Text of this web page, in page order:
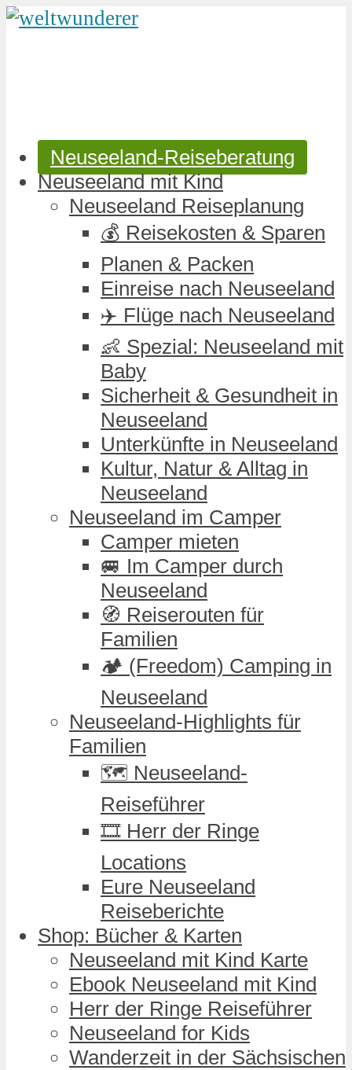
Neuseeland-Reiseberatung
Neuseeland mit Kind
Neuseeland Reiseplanung
💰 Reisekosten & Sparen
Planen & Packen
Einreise nach Neuseeland
✈️ Flüge nach Neuseeland
👶 Spezial: Neuseeland mit
Baby
Sicherheit & Gesundheit in
Neuseeland
Unterkünfte in Neuseeland
Kultur, Natur & Alltag in
Neuseeland
Neuseeland im Camper
Camper mieten
🚐 Im Camper durch
Neuseeland
🧭 Reiserouten für
Familien
🏕️ (Freedom) Camping in
Neuseeland
Neuseeland-Highlights für
Familien
🗺️ Neuseeland-
Reiseführer
🎞️ Herr der Ringe
Locations
Eure Neuseeland
Reiseberichte
Shop: Bücher & Karten
Neuseeland mit Kind Karte
Ebook Neuseeland mit Kind
Herr der Ringe Reiseführer
Neuseeland for Kids
Wanderzeit in der Sächsischen